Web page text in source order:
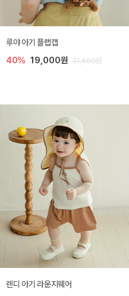
루야 아기 플랩캡
40% 19,000원 31,600원
렌디 아기 라운지웨어